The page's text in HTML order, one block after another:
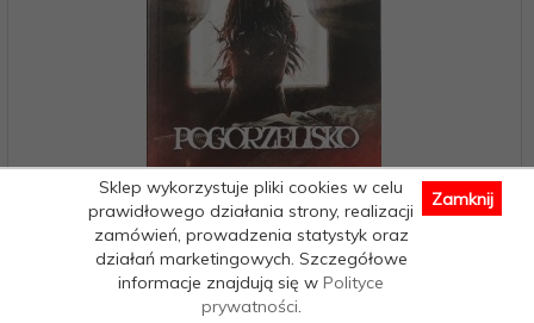
POGORZELISKO - Mariusz Kaszyński
Dostępne od ręki – wysyłka w 24h (dni robocze)
1 egz.
Sklep wykorzystuje pliki cookies w celu
prawidłowego działania strony, realizacji
zamówień, prowadzenia statystyk oraz
działań marketingowych. Szczegółowe
informacje znajdują się wPolityce
prywatności
Zamknij